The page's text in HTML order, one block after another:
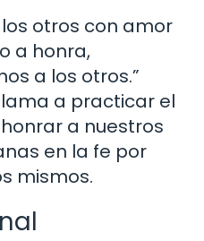
otros con amor
a honra,
a los otros.”
a practicar el
a nuestros
en la fe por
mismos.